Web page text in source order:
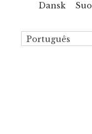
Dansk
Português